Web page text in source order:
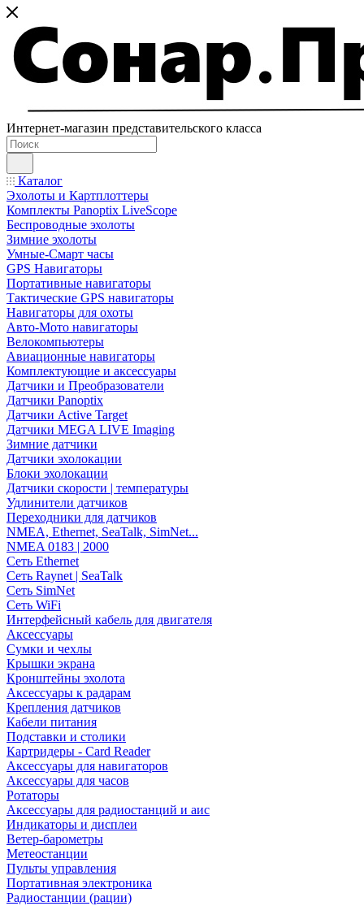
Интернет-магазин представительского класса
Каталог
Эхолоты и Картплоттеры
Комплекты Panoptix LiveScope
Беспроводные эхолоты
Зимние эхолоты
Умные-Смарт часы
GPS Навигаторы
Портативные навигаторы
Тактические GPS навигаторы
Навигаторы для охоты
Авто-Мото навигаторы
Велокомпьютеры
Авиационные навигаторы
Комплектующие и аксессуары
Датчики и Преобразователи
Датчики Panoptix
Датчики Active Target
Датчики MEGA LIVE Imaging
Зимние датчики
Датчики эхолокации
Блоки эхолокации
Датчики скорости | температуры
Удлинители датчиков
Переходники для датчиков
NMEA, Ethernet, SeaTalk, SimNet...
NMEA 0183 | 2000
Сеть Ethernet
Сеть Raynet | SeaTalk
Сеть SimNet
Сеть WiFi
Интерфейсный кабель для двигателя
Аксессуары
Сумки и чехлы
Крышки экрана
Кронштейны эхолота
Аксессуары к радарам
Крепления датчиков
Кабели питания
Подставки и столики
Картридеры - Card Reader
Аксессуары для навигаторов
Аксессуары для часов
Ротаторы
Аксессуары для радиостанций и аис
Индикаторы и дисплеи
Ветер-барометры
Метеостанции
Пульты управления
Портативная электроника
Радиостанции (рации)